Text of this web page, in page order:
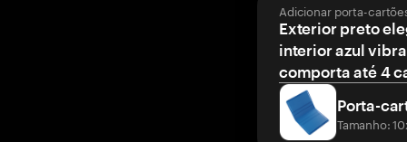
Adicionar porta-
Exterior preto
interior azul
comporta até 4
Porta-
Tamanho: